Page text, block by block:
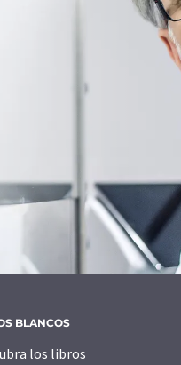
BLANCOS
los libros